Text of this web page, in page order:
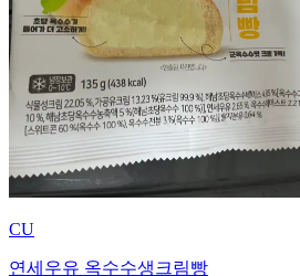
CU
연세우유 옥수수생크림빵